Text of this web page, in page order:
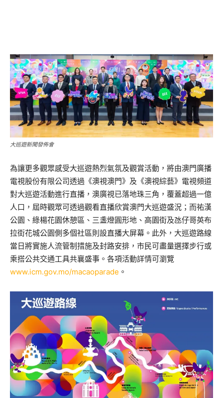
大巡遊新聞發佈會
為讓更多觀眾感受大巡遊熱烈氣氛及觀賞活動，將由澳門廣播
電視股份有限公司透過《澳視澳門》及《澳視綜藝》電視頻道
對大巡遊活動進行直播，澳廣視已落地珠三角，覆蓋超過一億
人口，屆時觀眾可透過觀看直播欣賞澳門大巡遊盛況；而祐漢
公園、綠楊花園休憩區、三盞燈圓形地、高園街及氹仔哥英布
拉街花城公園側多個社區則設直播大屏幕。此外，大巡遊路線
當日將實施人流管制措施及封路安排，市民可盡量選擇步行或
乘搭公共交通工具共襄盛事。各項活動詳情可瀏覽
www.icm.gov.mo/macaoparade 。